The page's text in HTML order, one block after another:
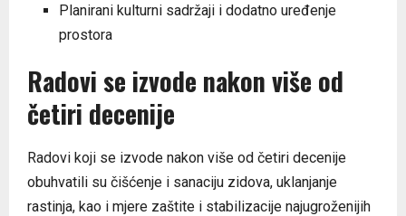
Planirani kulturni sadržaji i dodatno uređenje
prostora
Radovi se izvode nakon više od
četiri decenije
Radovi koji se izvode nakon više od četiri decenije
obuhvatili su čišćenje i sanaciju zidova, uklanjanje
rastinja, kao i mjere zaštite i stabilizacije najugroženijih